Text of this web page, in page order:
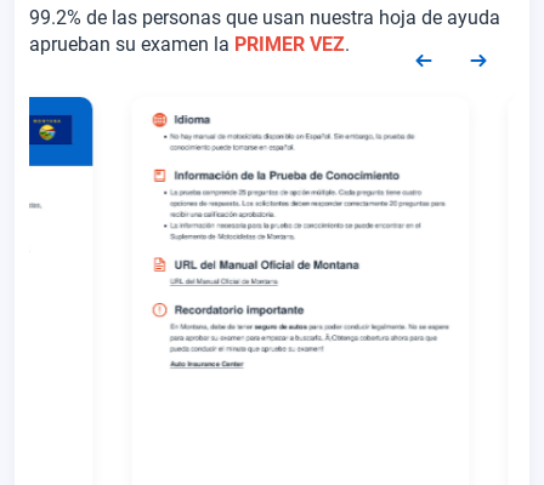
99.2% de las personas que usan nuestra hoja de ayuda
aprueban su examen la PRIMER VEZ.